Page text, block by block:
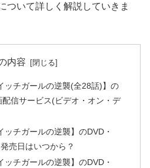
ついて詳しく解説していきま
内容
ッチガールの逆襲(全28話)】の
信サービス(ビデオ・オン・デ
ッチガールの逆襲】のDVD・
売日はいつから？
ッチガールの逆襲】のDVD・